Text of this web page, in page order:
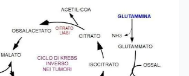
di ENBAS, ente bilaterale attivo
formazione professionale e nelle
attive per il lavoro. In qualità di
Nazionale dei Progetti di
presso ERSAF, guida iniziative che
intelligenza artificiale e